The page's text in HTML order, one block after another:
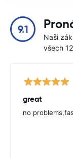
9.1
Naši
všech
great
no